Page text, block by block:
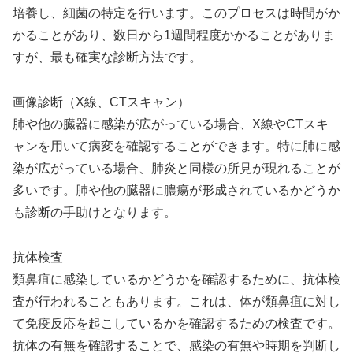
培養し、細菌の特定を行います。このプロセスは時間がか
かることがあり、数日から1週間程度かかることがありま
すが、最も確実な診断方法です。
画像診断（X線、CTスキャン）
肺や他の臓器に感染が広がっている場合、X線やCTスキ
ャンを用いて病変を確認することができます。特に肺に感
染が広がっている場合、肺炎と同様の所見が現れることが
多いです。肺や他の臓器に膿瘍が形成されているかどうか
も診断の手助けとなります。
抗体検査
類鼻疽に感染しているかどうかを確認するために、抗体検
査が行われることもあります。これは、体が類鼻疽に対し
て免疫反応を起こしているかを確認するための検査です。
抗体の有無を確認することで、感染の有無や時期を判断し